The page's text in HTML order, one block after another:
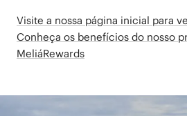
Visite a nossa página inicial para
Conheça os benefícios do nosso
MeliáRewards